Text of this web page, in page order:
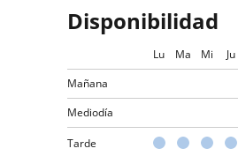
Disponibilidad
Lu Ma Mi Ju
Mañana
Mediodía
Tarde